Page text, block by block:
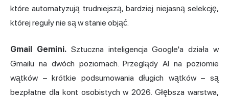
które automatyzują trudniejszą, bardziej niejasną selekcję,
której reguły nie są w stanie objąć.
Gmail Gemini.Sztuczna inteligencja Google'a działa w
Gmailu na dwóch poziomach. Przeglądy AI na poziomie
wątków – krótkie podsumowania długich wątków – są
bezpłatne dla kont osobistych w 2026. Głębsza warstwa,